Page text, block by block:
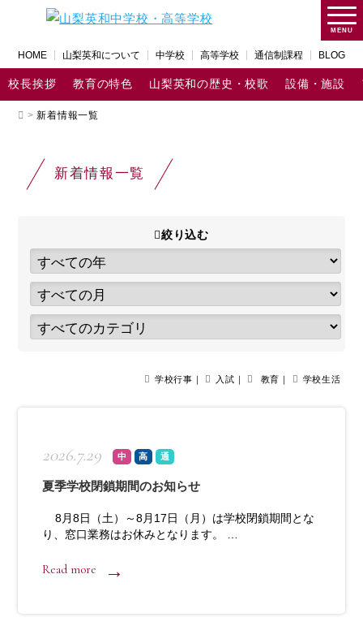
MENU
HOME 山梨英和について 中学校 高等学校 通信制課程 BLOG
校長挨拶 教育の特色 山梨英和の歴史・校歌 設備・施設
>新着情報一覧
新着情報一覧
絞り込む
学校行事｜ 入試｜ 教育｜ 学校生活
2026.7.29 中 高 通
夏季学校閉鎖期間のお知らせ
8月8日（土）～8月17日（月）は学校閉鎖期間とな
り、窓口業務はお休みとなります。 …
Read more